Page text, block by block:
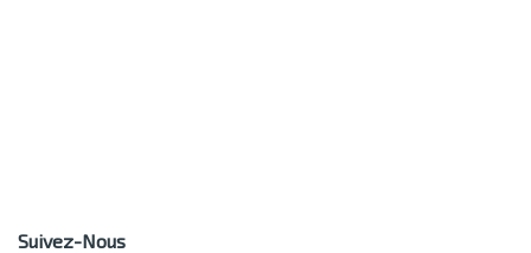
Suivez-Nous